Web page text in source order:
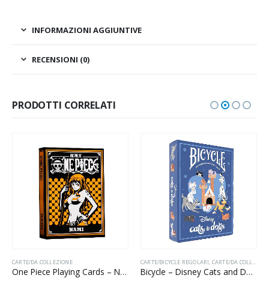
INFORMAZIONI AGGIUNTIVE
RECENSIONI (0)
PRODOTTI CORRELATI
CARTE/DA COLLEZIONE
One Piece Playing Cards – Nami
CARTE/BICYCLE REGOLARI, CARTE/DA COLLEZIONE
Bicycle – Disney Cats and Dogs